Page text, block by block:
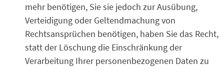
mehr benötigen, Sie sie jedoch zur Ausübung,
Verteidigung oder Geltendmachung von
Rechtsansprüchen benötigen, haben Sie das Recht,
statt der Löschung die Einschränkung der
Verarbeitung Ihrer personenbezogenen Daten zu